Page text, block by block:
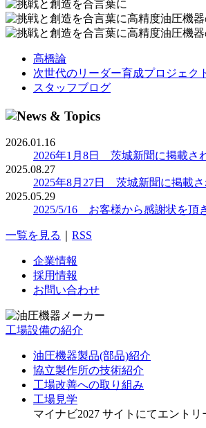
高橋論
次世代のリーダー育成プロジェク
スタッフブログ
2026.01.16
2026年1月8日 茨城新聞に掲載さ
2025.08.27
2025年8月27日 茨城新聞に掲載さ
2025.05.29
2025/5/16 お客様から感謝状を頂
一覧を見る RSS
企業情報
採用情報
お問い合わせ
工場設備の紹介
油圧機器製品(部品)紹介
協立製作所の技術紹介
工場改善への取り組み
工場見学
マイナビ2027 サイトにてエントリ